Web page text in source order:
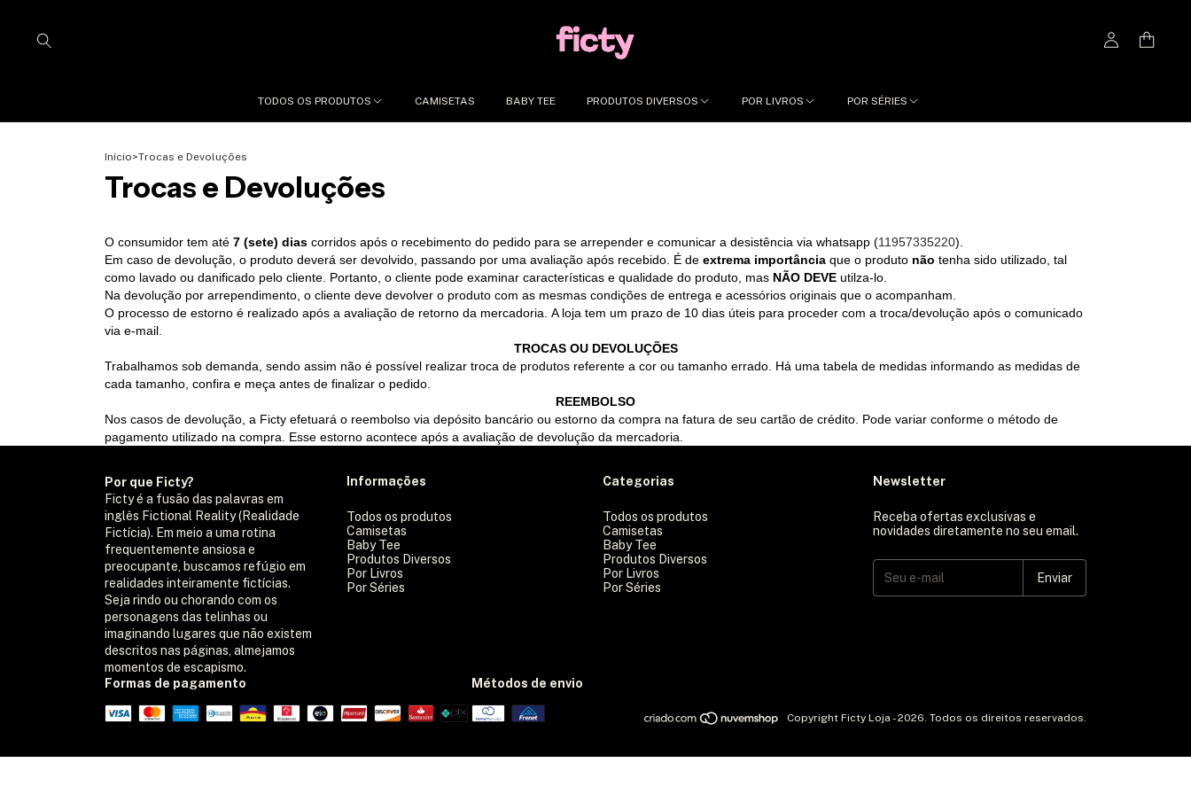
TODOS OS PRODUTOS CAMISETAS BABY TEE PRODUTOS DIVERSOS POR LIVROS POR SÉRIES
Início>Trocas e Devoluções
Trocas e Devoluções
O consumidor tem até 7 (sete) dias corridos após o recebimento do pedido para se arrepender e comunicar a desistência via whatsapp (11957335220).
Em caso de devolução, o produto deverá ser devolvido, passando por uma avaliação após recebido. É de extrema importância que o produto não tenha sido utilizado, tal
como lavado ou danificado pelo cliente. Portanto, o cliente pode examinar características e qualidade do produto, mas NÃO DEVE utilza-lo.
Na devolução por arrependimento, o cliente deve devolver o produto com as mesmas condições de entrega e acessórios originais que o acompanham.
O processo de estorno é realizado após a avaliação de retorno da mercadoria. A loja tem um prazo de 10 dias úteis para proceder com a troca/devolução após o comunicado
via e-mail.
TROCAS OU DEVOLUÇÕES
Trabalhamos sob demanda, sendo assim não é possível realizar troca de produtos referente a cor ou tamanho errado. Há uma tabela de medidas informando as medidas de
cada tamanho, confira e meça antes de finalizar o pedido.
REEMBOLSO
Nos casos de devolução, a Ficty efetuará o reembolso via depósito bancário ou estorno da compra na fatura de seu cartão de crédito. Pode variar conforme o método de
pagamento utilizado na compra. Esse estorno acontece após a avaliação de devolução da mercadoria.
Por que Ficty?
Ficty é a fusão das palavras em
inglês Fictional Reality (Realidade
Fictícia). Em meio a uma rotina
frequentemente ansiosa e
preocupante, buscamos refúgio em
realidades inteiramente fictícias.
Seja rindo ou chorando com os
personagens das telinhas ou
imaginando lugares que não existem
descritos nas páginas, almejamos
momentos de escapismo.
Informações
Todos os produtos
Camisetas
Baby Tee
Produtos Diversos
Por Livros
Por Séries
Categorias
Todos os produtos
Camisetas
Baby Tee
Produtos Diversos
Por Livros
Por Séries
Newsletter
Receba ofertas exclusivas e
novidades diretamente no seu email.
Formas de pagamento Métodos de envio
Copyright Ficty Loja - 2026. Todos os direitos reservados.